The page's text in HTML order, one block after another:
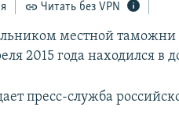
Читать без VPN
местной
2015 года находился
пресс-служба